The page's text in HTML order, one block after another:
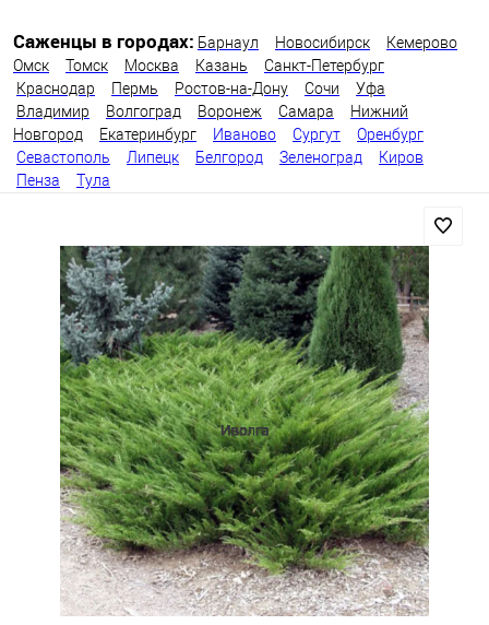
Саженцы в городах: Барнаул Новосибирск
Кемерово
Омск
Томск Москва Казань
Санкт-Петербург
Краснодар
Пермь Ростов-на-Дону Сочи
Уфа
Владимир
Волгоград Воронеж Самара
Нижний
Новгород
Екатеринбург Иваново Сургут
Оренбург
Севастополь
Липецк Белгород Зеленоград
Киров
Пенза
Тула